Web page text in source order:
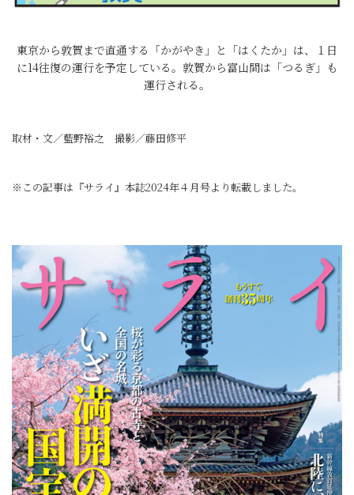
東京から敦賀まで直通する「かがやき」と「はくたか」は、１日
に14往復の運行を予定している。敦賀から富山間は「つるぎ」も
運行される。
取材・文／藍野裕之 撮影／藤田修平
※この記事は『サライ』本誌2024年４月号より転載しました。